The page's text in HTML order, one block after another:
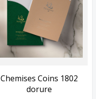
Chemises Coins 1802
dorure